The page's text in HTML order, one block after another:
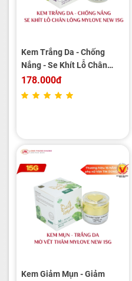
Kem Trắng Da - Chống
Nắng - Se Khít Lỗ Chân
Lông MYLOVE NEW 15g
178.000đ
Kem Giảm Mụn - Giảm